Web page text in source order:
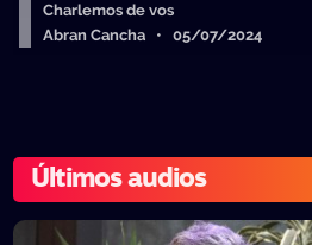
Charlemos de vos
Abran Cancha • 05/07/2024
Últimos audios